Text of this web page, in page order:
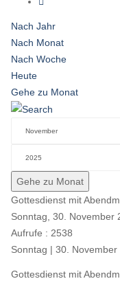
Nach Jahr
Nach Monat
Nach Woche
Heute
Gehe zu Monat
Gehe zu Monat
Gottesdienst mit
Sonntag, 30. November
Aufrufe : 2538
Sonntag | 30.
Gottesdienst mit